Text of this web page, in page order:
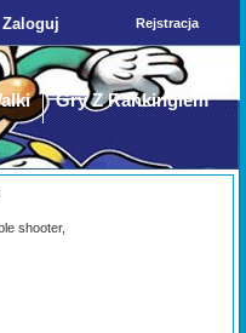
Rejstracja
Gry Z Rankingiem
shooter,